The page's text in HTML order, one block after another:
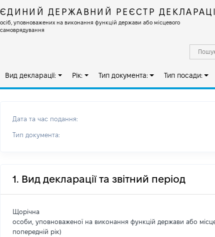
ЄДИНИЙ ДЕРЖАВНИЙ РЕЄСТР
осіб, уповноважених на виконання функцій держави або місцевого
самоврядування
Вид декларації: Рік: Тип документа: Тип посади:
Дата та час подання:
Тип документа:
1. Вид декларації та звітний період
Щорічна
особи, уповноваженої на виконання функцій держави або
попередній рік)